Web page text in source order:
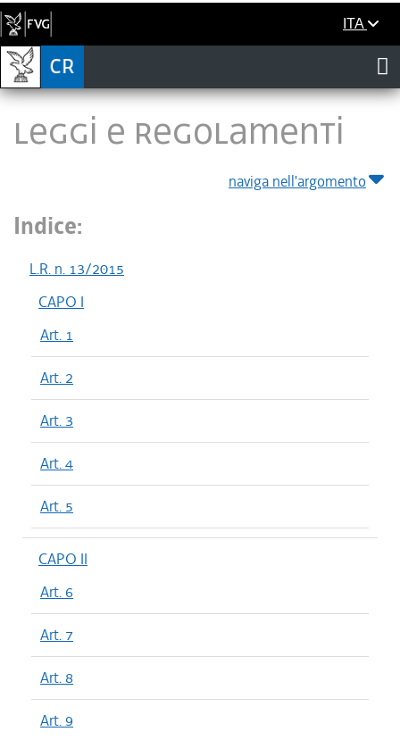
ITA
LEGGI E REGOLAMENTI
naviga nell'argomento
Indice:
L.R. n. 13/2015
CAPO I
Art. 1
Art. 2
Art. 3
Art. 4
Art. 5
CAPO II
Art. 6
Art. 7
Art. 8
Art. 9